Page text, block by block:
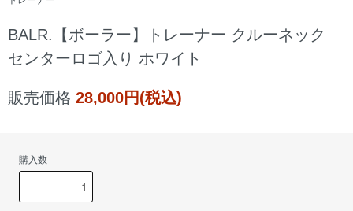
BALR.【ボーラー】トレーナー クルーネック
センターロゴ入り ホワイト
販売価格 28,000円(税込)
購入数